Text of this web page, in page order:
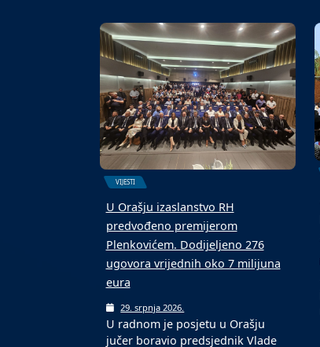
VIJESTI
U Orašju izaslanstvo RH
predvođeno premijerom
Plenkovićem. Dodijeljeno 276
ugovora vrijednih oko 7 milijuna
eura
29. srpnja 2026.
U radnom je posjetu u Orašju
jučer boravio predsjednik Vlade